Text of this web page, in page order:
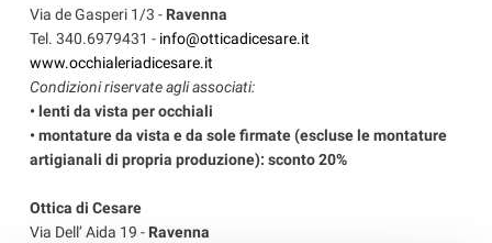
Via de Gasperi 1/3 - Ravenna
Tel. 340.6979431 - info@otticadicesare.it
www.occhialeriadicesare.it
Condizioni riservate agli associati:
• lenti da vista per occhiali
• montature da vista e da sole firmate (escluse le montature
artigianali di propria produzione): sconto 20%
Ottica di Cesare
Via Dell’ Aida 19 -Ravenna